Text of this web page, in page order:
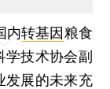
内转基因粮食
技术协会副
发展的未来充